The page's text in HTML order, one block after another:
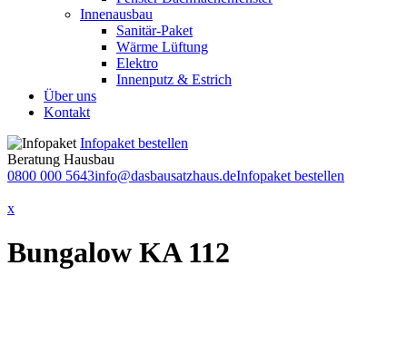
Innenausbau
Sanitär-Paket
Wärme Lüftung
Elektro
Innenputz & Estrich
Über uns
Kontakt
Infopaket bestellen
Beratung Hausbau
0800 000 5643info@dasbausatzhaus.deInfopaket bestellen
x
Bungalow KA 112